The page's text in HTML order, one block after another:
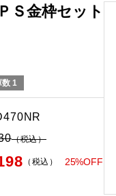
Ｓ金枠セット
数 1
（税込）
（税込） 25%OFF